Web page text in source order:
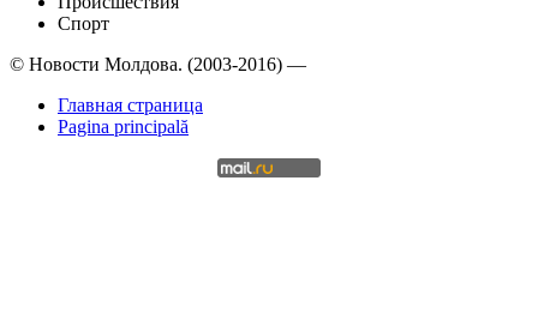
Спорт
© Новости Молдова. (2003-2016) —
Главная страница
Pagina principală